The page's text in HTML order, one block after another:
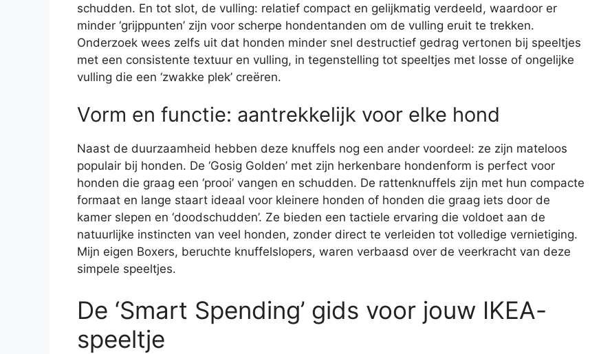
schudden. En tot slot, de vulling: relatief compact en gelijkmatig verdeeld, waardoor er
minder ‘grijppunten’ zijn voor scherpe hondentanden om de vulling eruit te trekken.
Onderzoek wees zelfs uit dat honden minder snel destructief gedrag vertonen bij speeltjes
met een consistente textuur en vulling, in tegenstelling tot speeltjes met losse of ongelijke
vulling die een ‘zwakke plek’ creëren.
Vorm en functie: aantrekkelijk voor elke hond
Naast de duurzaamheid hebben deze knuffels nog een ander voordeel: ze zijn mateloos
populair bij honden. De ‘Gosig Golden’ met zijn herkenbare hondenform is perfect voor
honden die graag een ‘prooi’ vangen en schudden. De rattenknuffels zijn met hun compacte
formaat en lange staart ideaal voor kleinere honden of honden die graag iets door de
kamer slepen en ‘doodschudden’. Ze bieden een tactiele ervaring die voldoet aan de
natuurlijke instincten van veel honden, zonder direct te verleiden tot volledige vernietiging.
Mijn eigen Boxers, beruchte knuffelslopers, waren verbaasd over de veerkracht van deze
simpele speeltjes.
De ‘Smart Spending’ gids voor jouw IKEA-
speeltje